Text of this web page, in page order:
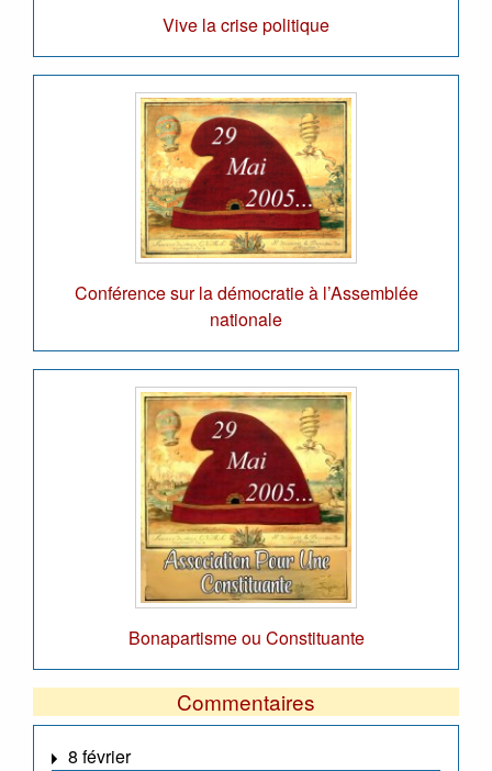
Vive la crise politique
Conférence sur la démocratie à l’Assemblée
nationale
Bonapartisme ou Constituante
Commentaires
8 février